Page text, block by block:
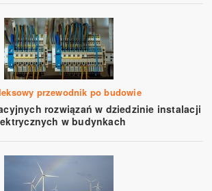
przewodnik po budowie
rozwiązań w dziedzinie instalacji
w budynkach